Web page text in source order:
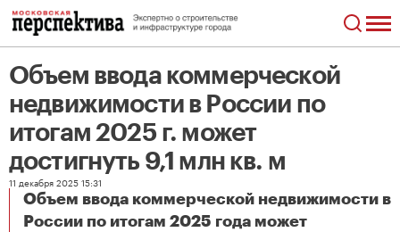
Объем ввода коммерческой
недвижимости в России по
итогам 2025 г. может
достигнуть 9,1 млн кв. м
11 декабря 2025 15:31
Объем ввода коммерческой недвижимости в
России по итогам 2025 года может